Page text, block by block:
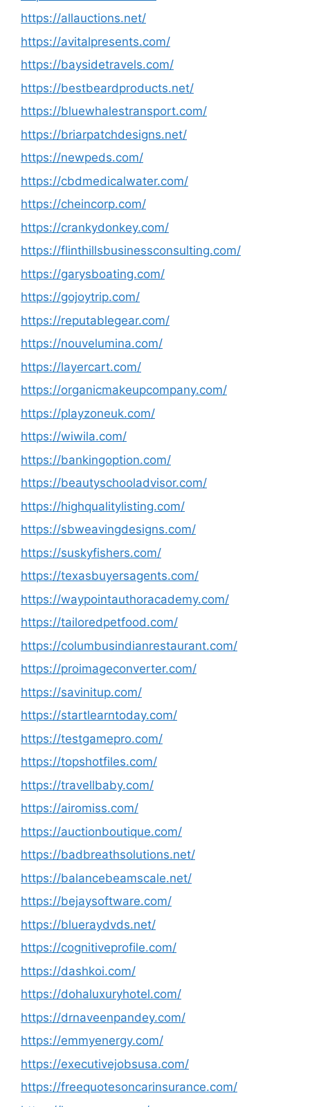
https://allauctions.net/
https://avitalpresents.com/
https://baysidetravels.com/
https://bestbeardproducts.net/
https://bluewhalestransport.com/
https://briarpatchdesigns.net/
https://newpeds.com/
https://cbdmedicalwater.com/
https://cheincorp.com/
https://crankydonkey.com/
https://flinthillsbusinessconsulting.com/
https://garysboating.com/
https://gojoytrip.com/
https://reputablegear.com/
https://nouvelumina.com/
https://layercart.com/
https://organicmakeupcompany.com/
https://playzoneuk.com/
https://wiwila.com/
https://bankingoption.com/
https://beautyschooladvisor.com/
https://highqualitylisting.com/
https://sbweavingdesigns.com/
https://suskyfishers.com/
https://texasbuyersagents.com/
https://waypointauthoracademy.com/
https://tailoredpetfood.com/
https://columbusindianrestaurant.com/
https://proimageconverter.com/
https://savinitup.com/
https://startlearntoday.com/
https://testgamepro.com/
https://topshotfiles.com/
https://travellbaby.com/
https://airomiss.com/
https://auctionboutique.com/
https://badbreathsolutions.net/
https://balancebeamscale.net/
https://bejaysoftware.com/
https://blueraydvds.net/
https://cognitiveprofile.com/
https://dashkoi.com/
https://dohaluxuryhotel.com/
https://drnaveenpandey.com/
https://emmyenergy.com/
https://executivejobsusa.com/
https://freequotesoncarinsurance.com/